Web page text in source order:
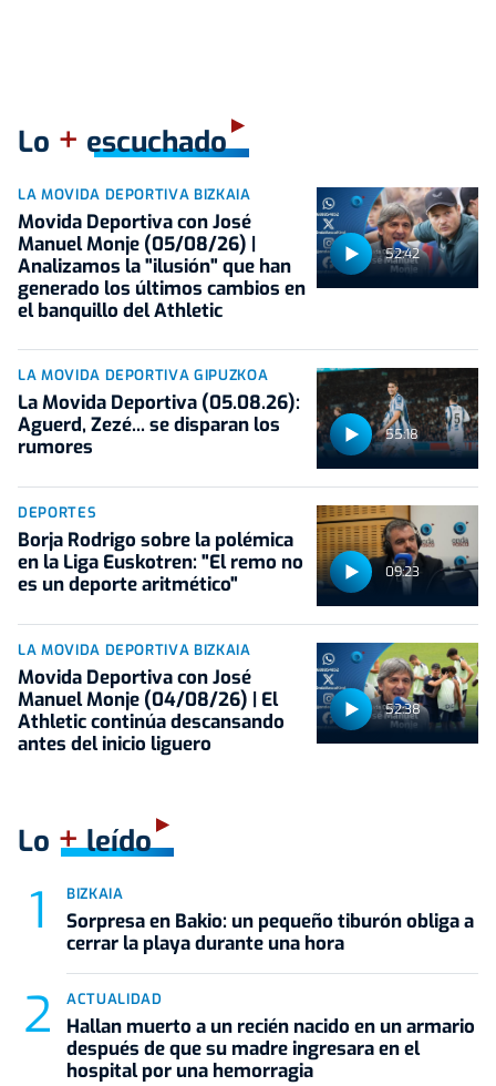
Lo + escuchado
52:42
LA MOVIDA DEPORTIVA BIZKAIA
Movida Deportiva con José
Manuel Monje (05/08/26) |
Analizamos la "ilusión" que han
generado los últimos cambios en
el banquillo del Athletic
55:18
LA MOVIDA DEPORTIVA GIPUZKOA
La Movida Deportiva (05.08.26):
Aguerd, Zezé... se disparan los
rumores
09:23
DEPORTES
Borja Rodrigo sobre la polémica
en la Liga Euskotren: "El remo no
es un deporte aritmético"
52:38
LA MOVIDA DEPORTIVA BIZKAIA
Movida Deportiva con José
Manuel Monje (04/08/26) | El
Athletic continúa descansando
antes del inicio liguero
Lo +leído
BIZKAIA
Sorpresa en Bakio: un pequeño tiburón obliga a
cerrar la playa durante una hora
ACTUALIDAD
Hallan muerto a un recién nacido en un armario
después de que su madre ingresara en el
hospital por una hemorragia